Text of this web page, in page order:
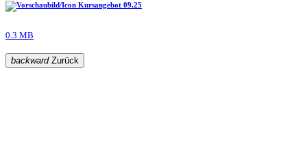
Kursangebot 09.25
0.3 MB
backwardZurück